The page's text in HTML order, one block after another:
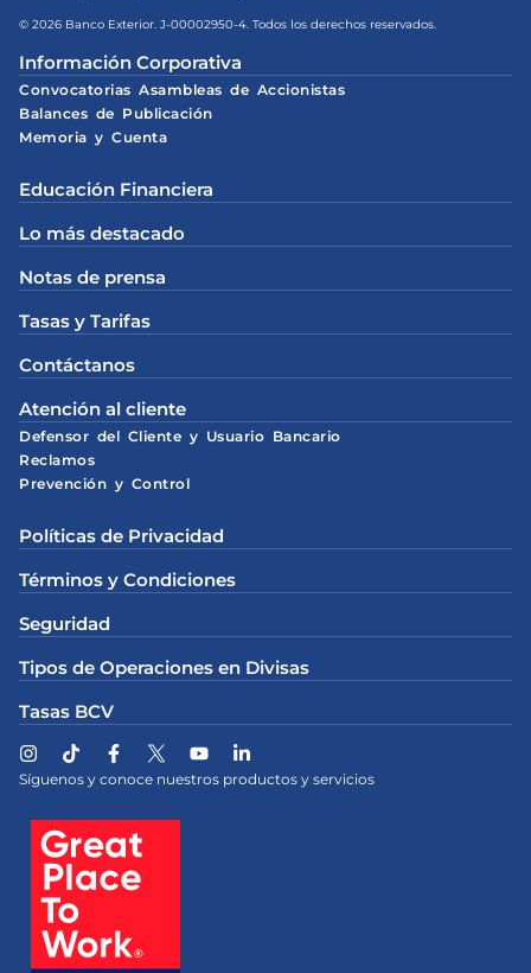
© 2026 Banco Exterior. J-00002950-4. Todos los derechos reservados.
Información Corporativa
Convocatorias Asambleas de Accionistas
Balances de Publicación
Memoria y Cuenta
Educación Financiera
Lo más destacado
Notas de prensa
Tasas y Tarifas
Contáctanos
Atención al cliente
Defensor del Cliente y Usuario Bancario
Reclamos
Prevención y Control
Políticas de Privacidad
Términos y Condiciones
Seguridad
Tipos de Operaciones en Divisas
Tasas BCV
Síguenos y conoce nuestros productos y servicios